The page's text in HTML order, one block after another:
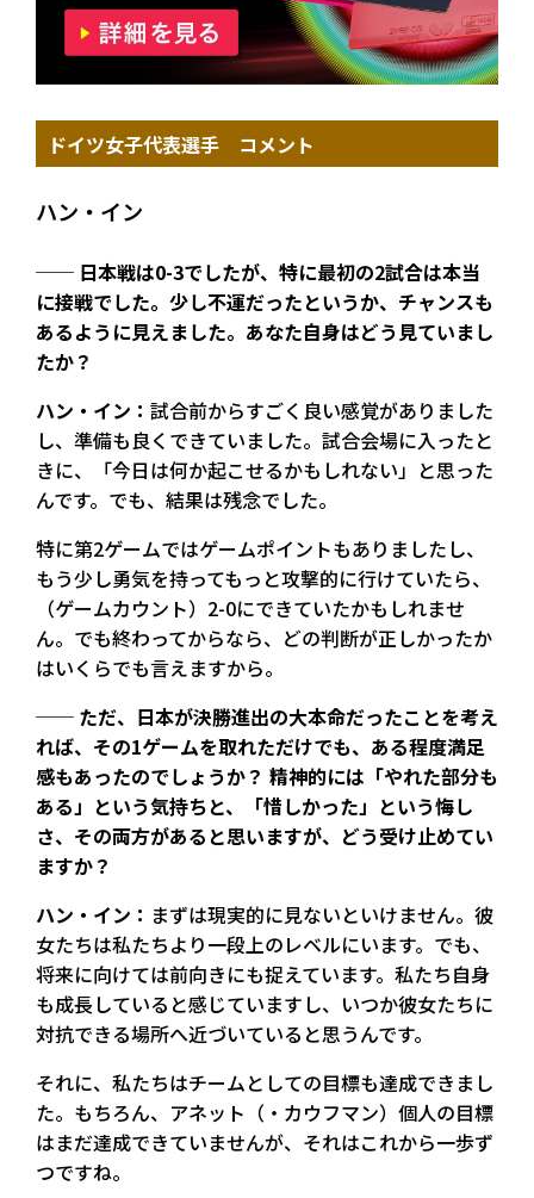
ドイツ女子代表選手 コメント
ハン・イン
── 日本戦は0-3でしたが、特に最初の2試合は本当
に接戦でした。少し不運だったというか、チャンスも
あるように見えました。あなた自身はどう見ていまし
たか？
ハン・イン： 試合前からすごく良い感覚がありました
し、準備も良くできていました。試合会場に入ったと
きに、「今日は何か起こせるかもしれない」と思った
んです。でも、結果は残念でした。
特に第2ゲームではゲームポイントもありましたし、
もう少し勇気を持ってもっと攻撃的に行けていたら、
（ゲームカウント）2-0にできていたかもしれませ
ん。でも終わってからなら、どの判断が正しかったか
はいくらでも言えますから。
── ただ、日本が決勝進出の大本命だったことを考え
れば、その1ゲームを取れただけでも、ある程度満足
感もあったのでしょうか？ 精神的には「やれた部分も
ある」という気持ちと、「惜しかった」という悔し
さ、その両方があると思いますが、どう受け止めてい
ますか？
ハン・イン： まずは現実的に見ないといけません。彼
女たちは私たちより一段上のレベルにいます。でも、
将来に向けては前向きにも捉えています。私たち自身
も成長していると感じていますし、いつか彼女たちに
対抗できる場所へ近づいていると思うんです。
それに、私たちはチームとしての目標も達成できまし
た。もちろん、アネット（・カウフマン）個人の目標
はまだ達成できていませんが、それはこれから一歩ず
つですね。